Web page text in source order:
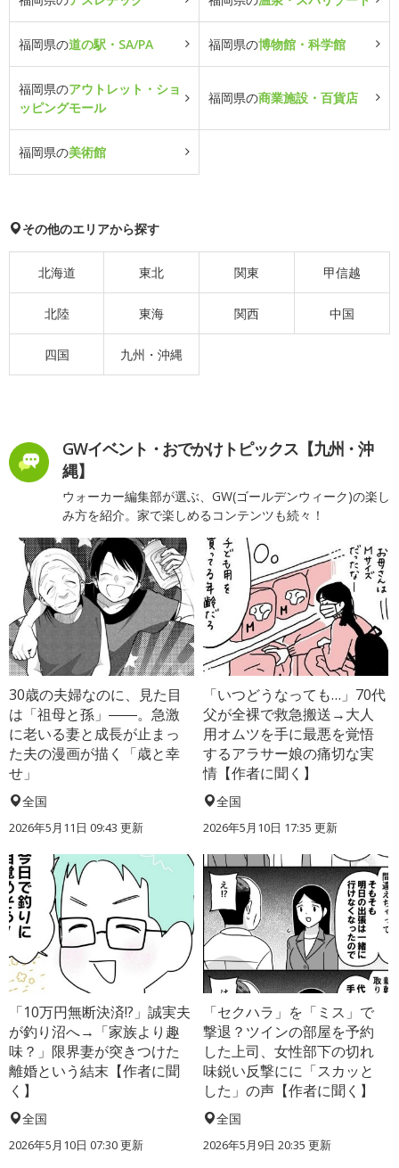
福岡県の道の駅・SA/PA 福岡県の博物館・科学館
福岡県のアウトレット・ショ
ッピングモール
福岡県の商業施設・百貨店
福岡県の美術館
その他のエリアから探す
北海道 東北 関東 甲信越
北陸 東海 関西 中国
四国 九州・沖縄
GWイベント・おでかけトピックス【九州・沖
縄】
ウォーカー編集部が選ぶ、GW(ゴールデンウィーク)の楽し
み方を紹介。家で楽しめるコンテンツも続々！
30歳の夫婦なのに、見た目
は「祖母と孫」――。急激
に老いる妻と成長が止まっ
た夫の漫画が描く「歳と幸
せ」
全国
2026年5月11日 09:43 更新
「いつどうなっても…」70代
父が全裸で救急搬送→大人
用オムツを手に最悪を覚悟
するアラサー娘の痛切な実
情【作者に聞く】
全国
2026年5月10日 17:35 更新
「10万円無断決済!?」誠実夫
が釣り沼へ→「家族より趣
味？」限界妻が突きつけた
離婚という結末【作者に聞
く】
全国
2026年5月10日 07:30 更新
「セクハラ」を「ミス」で
撃退？ツインの部屋を予約
した上司、女性部下の切れ
味鋭い反撃にに「スカッと
した」の声【作者に聞く】
全国
2026年5月9日 20:35 更新